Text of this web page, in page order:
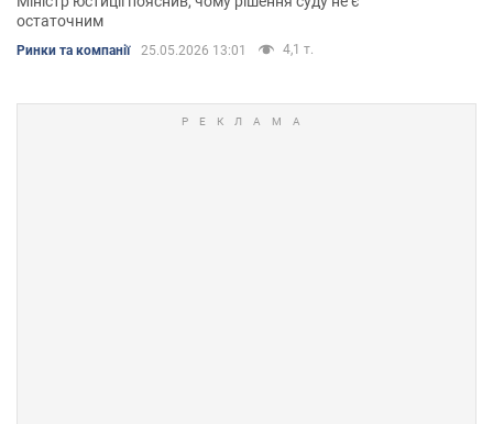
остаточним
Ринки та компанії 25.05.2026 13:01 4,1 т.